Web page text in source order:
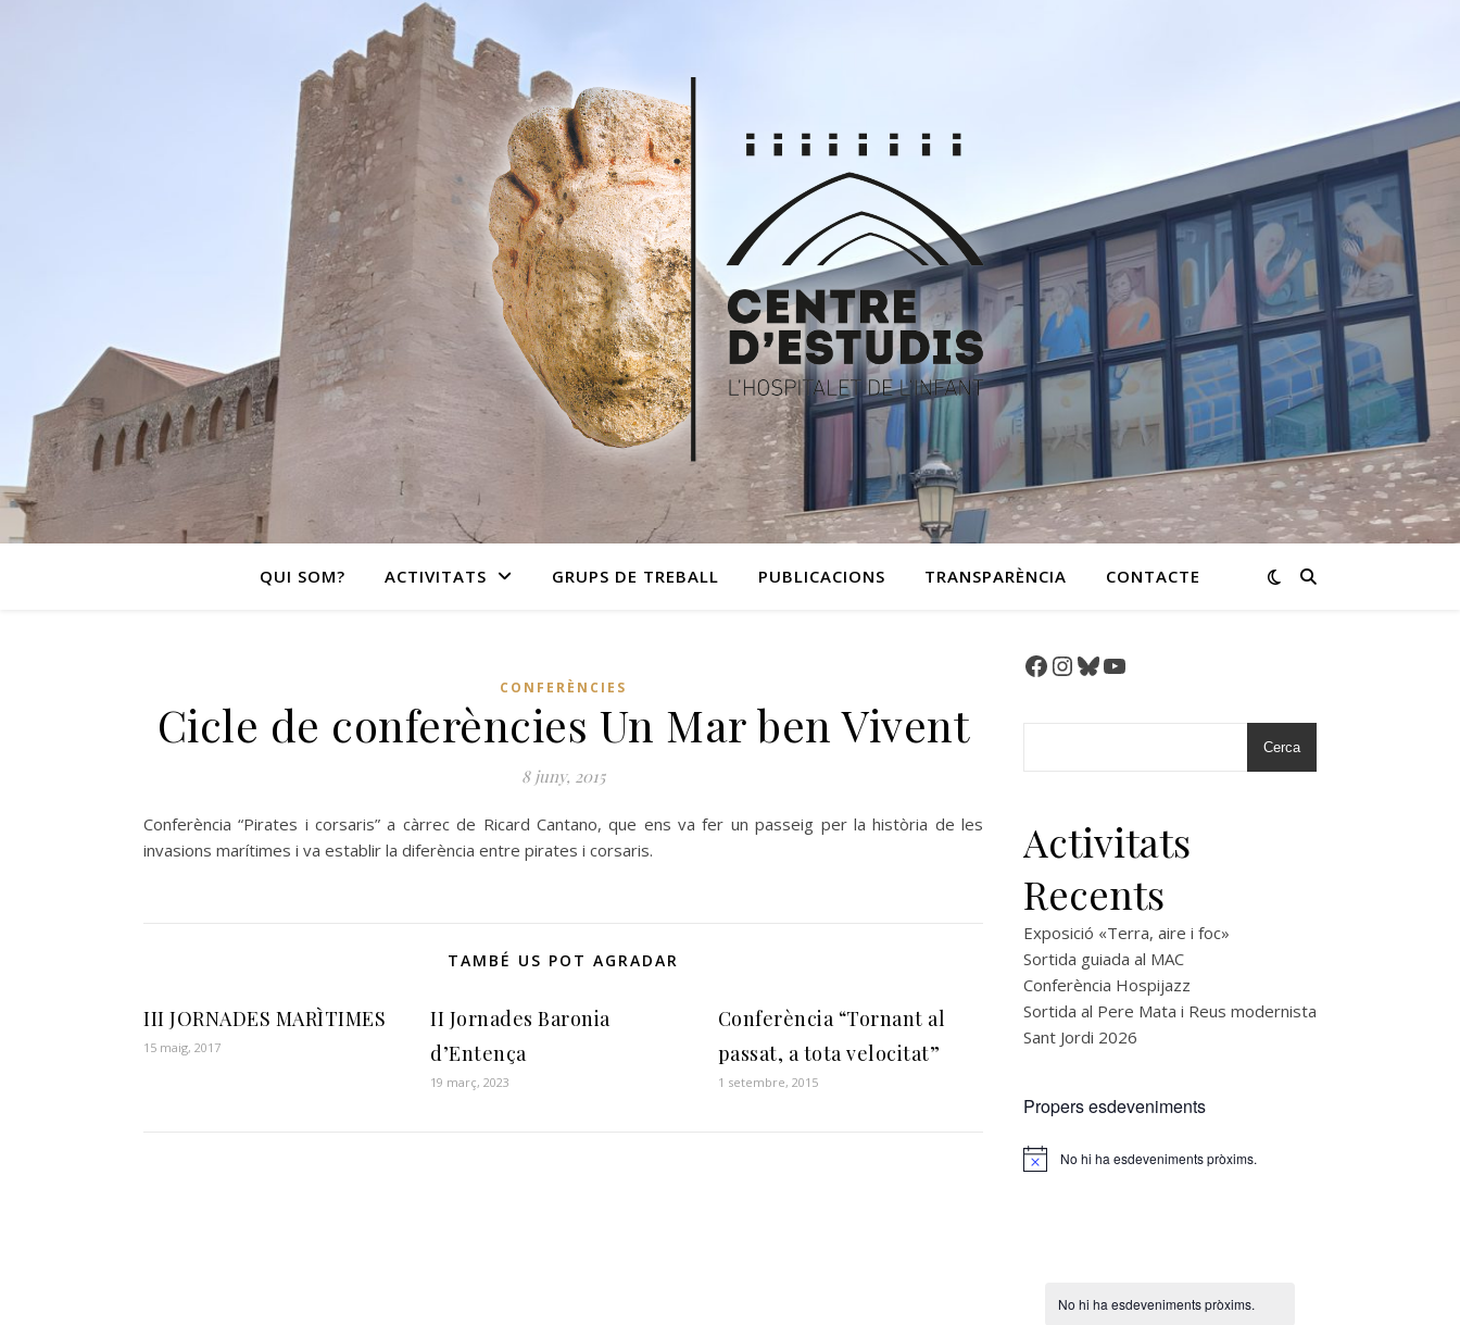
QUI SOM? ACTIVITATS GRUPS DE TREBALL PUBLICACIONS TRANSPARÈNCIA CONTACTE
CONFERÈNCIES
Cicle de conferències Un Mar ben Vivent
8 juny, 2015
Conferència “Pirates i corsaris” a càrrec de Ricard Cantano, que ens va fer un passeig per la història de les
invasions marítimes i va establir la diferència entre pirates i corsaris.
TAMBÉ US POT AGRADAR
III JORNADES MARÌTIMES
15 maig, 2017
II Jornades Baronia
d’Entença
19 març, 2023
Conferència “Tornant al
passat, a tota velocitat”
1 setembre, 2015
Facebook
Instagram
BlueskyYouTube
Cerca
Activitats
Recents
Exposició «Terra, aire i foc»
Sortida guiada al MAC
Conferència Hospijazz
Sortida al Pere Mata i Reus modernista
Sant Jordi 2026
Propers esdeveniments
Notice No hi ha esdeveniments pròxims.